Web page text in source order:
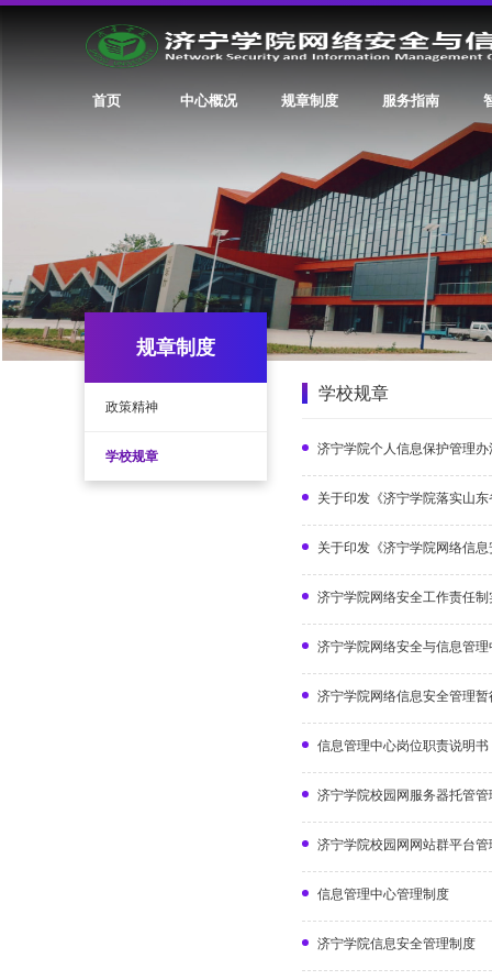
首页 中心概况 规章制度 服务指南
规章制度
政策精神
学校规章
学校规章
济宁学院个人信息保护管理办
关于印发《济宁学院落实山东
关于印发《济宁学院网络信
济宁学院网络安全工作责任制
济宁学院网络安全与信息管
济宁学院网络信息安全管理暂
信息管理中心岗位职责说明书
济宁学院校园网服务器托管管
济宁学院校园网网站群平台管
信息管理中心管理制度
济宁学院信息安全管理制度